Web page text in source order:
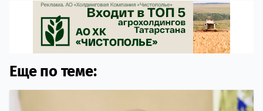
Еще по теме: